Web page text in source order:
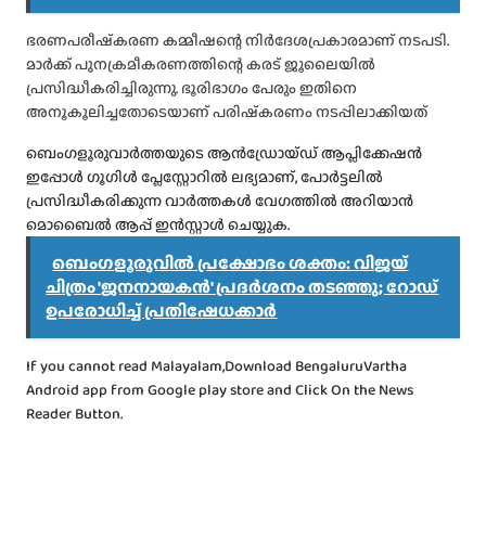
ഭരണപരീഷ്‌കരണ കമ്മീഷന്റെ നിര്‍ദേശപ്രകാരമാണ് നടപടി.
മാര്‍ക്ക് പുനക്രമീകരണത്തിന്റെ കരട് ജൂലൈയില്‍
പ്രസിദ്ധീകരിച്ചിരുന്നു. ഭൂരിഭാഗം പേരും ഇതിനെ
അനൂകൂലിച്ചതോടെയാണ് പരിഷ്‌കരണം നടപ്പിലാക്കിയത്‌
ബെംഗളൂരുവാർത്തയുടെ ആൻഡ്രോയ്ഡ് ആപ്ലിക്കേഷൻ
ഇപ്പോൾ ഗൂഗിൾ പ്ലേസ്റ്റോറിൽ ലഭ്യമാണ്, പോർട്ടലിൽ
പ്രസിദ്ധീകരിക്കുന്ന വാർത്തകൾ വേഗത്തിൽ അറിയാൻ
മൊബൈൽ ആപ്പ് ഇൻസ്റ്റാൾ ചെയ്യുക.
ബെംഗളൂരുവിൽ പ്രക്ഷോഭം ശക്തം: വിജയ്
ചിത്രം 'ജനനായകൻ' പ്രദർശനം തടഞ്ഞു; റോഡ്
ഉപരോധിച്ച് പ്രതിഷേധക്കാർ
If you cannot read Malayalam,Download BengaluruVartha
Android app from Google play store and Click On the News
Reader Button.